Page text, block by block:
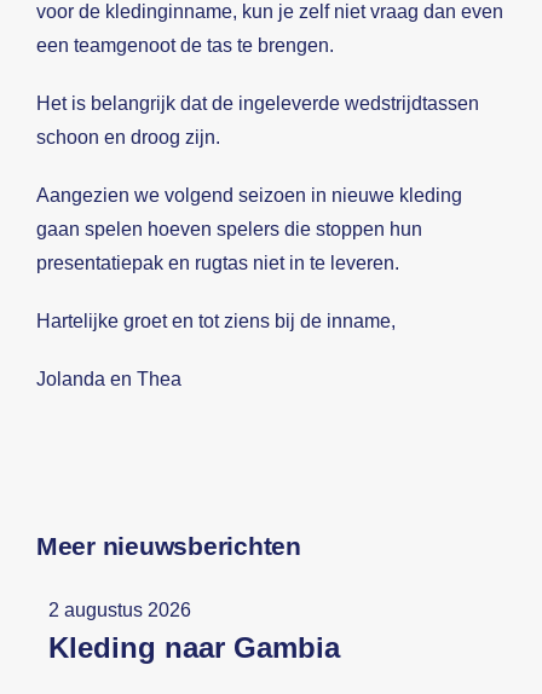
voor de kledinginname, kun je zelf niet vraag dan even
een teamgenoot de tas te brengen.
Het is belangrijk dat de ingeleverde wedstrijdtassen
schoon en droog zijn.
Aangezien we volgend seizoen in nieuwe kleding
gaan spelen hoeven spelers die stoppen hun
presentatiepak en rugtas niet in te leveren.
Hartelijke groet en tot ziens bij de inname,
Jolanda en Thea
Meer nieuwsberichten
2 augustus 2026
Kleding naar Gambia